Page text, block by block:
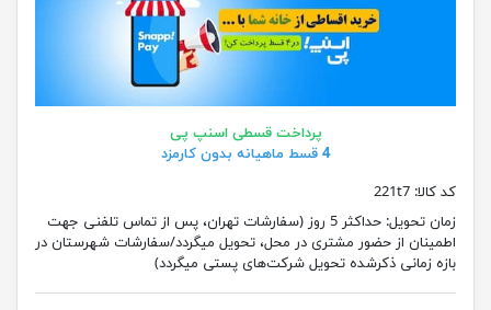
پرداخت قسطی اسنپ پی
4 قسط ماهیانه بدون کارمزد
کد کالا: 221t7
زمان تحویل:
حداکثر 5 روز (سفارشات تهران، پس از تماس تلفنی جهت
اطمینان از حضور مشتری در محل، تحویل میگردد/سفارشات شهرستان در
بازه زمانی ذکرشده تحویل شرکت‌های پستی میگردد)